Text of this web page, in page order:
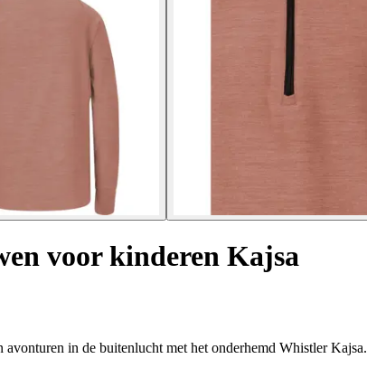
voor kinderen Kajsa
in de buitenlucht met het onderhemd Whistler Kajsa.